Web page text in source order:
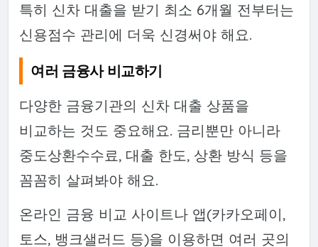
특히 신차 대출을 받기 최소 6개월 전부터는
신용점수 관리에 더욱 신경써야 해요.
여러 금융사 비교하기
다양한 금융기관의 신차 대출 상품을
비교하는 것도 중요해요. 금리뿐만 아니라
중도상환수수료, 대출 한도, 상환 방식 등을
꼼꼼히 살펴봐야 해요.
온라인 금융 비교 사이트나 앱(카카오페이,
토스, 뱅크샐러드 등)을 이용하면 여러 곳의